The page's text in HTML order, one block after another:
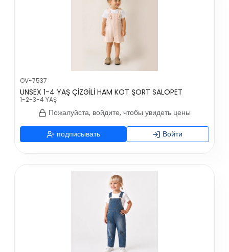
OV-7537
UNSEX 1-4 YAŞ ÇİZGİLİ HAM KOT ŞORT SALOPET
1-2-3-4 YAŞ
Пожалуйста, войдите, чтобы увидеть цены
подписывать Войти